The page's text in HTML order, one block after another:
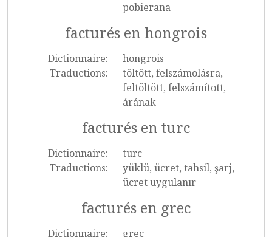
pobierana
facturés en hongrois
Dictionnaire:
hongrois
Traductions:
töltött, felszámolásra,
feltöltött, felszámított,
árának
facturés en turc
Dictionnaire:
turc
Traductions:
yüklü, ücret, tahsil, şarj,
ücret uygulanır
facturés en grec
Dictionnaire:
grec